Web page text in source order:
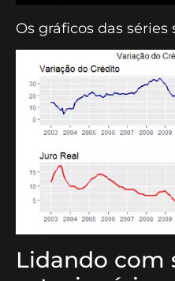
Os gráficos das séries
Lidando com